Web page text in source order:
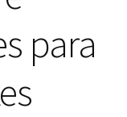
para